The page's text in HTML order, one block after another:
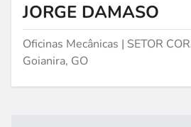
JORGE DAMASO
Oficinas Mecânicas | SETOR
Goianira, GO